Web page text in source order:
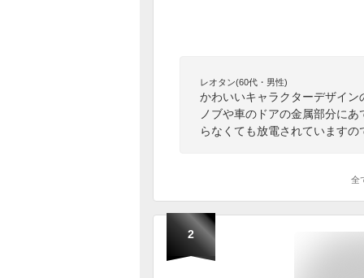
レオタン(60代・男性)
かわいいキャラクターデザイ
ノブや車のドアの金属部分に
らなくても放電されていますの
全
2